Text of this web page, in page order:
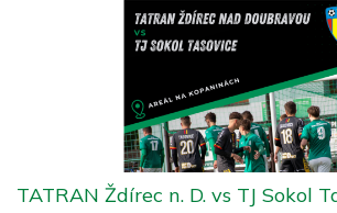
TATRAN Ždírec n. D. vs TJ Sokol